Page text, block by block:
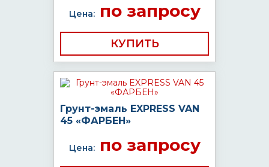
Цена:по запросу
КУПИТЬ
Грунт-эмаль EXPRESS VAN
45 «ФАРБЕН»
Цена:по запросу